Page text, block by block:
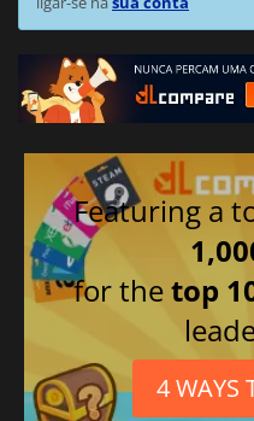
Featuring a
for thetop
4 WAYS